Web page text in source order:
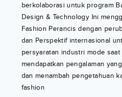
berkolaborasi untuk program
Design & Technology Ini
Fashion Perancis dengan
dan Perspektif internasional
persyaratan industri mode saat
mendapatkan pengalaman
dan menambah pengetahuan
fashion